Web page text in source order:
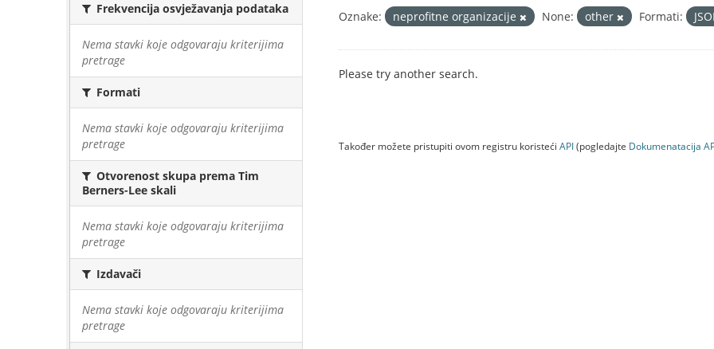
Frekvencija osvježavanja podataka
Nema stavki koje odgovaraju kriterijima
pretrage
Formati
Nema stavki koje odgovaraju kriterijima
pretrage
Otvorenost skupa prema Tim
Berners-Lee skali
Nema stavki koje odgovaraju kriterijima
pretrage
Izdavači
Nema stavki koje odgovaraju kriterijima
pretrage
Oznake: neprofitne organizacije None: other Formati:
Please try another search.
Također možete pristupiti ovom registru koristeći API(pogledajte Dokumenаtаcijа